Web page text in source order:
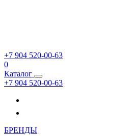
+7 904 520-00-63
0
Каталог
+7 904 520-00-63
БРЕНДЫ